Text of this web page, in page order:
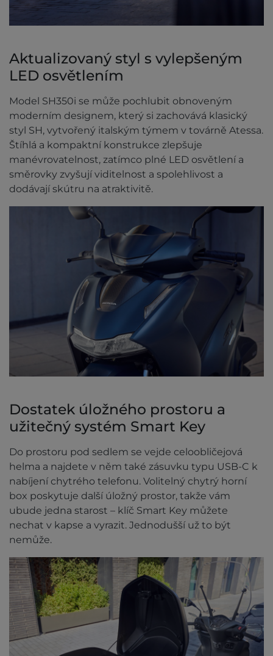
Aktualizovaný styl s vylepšeným
LED osvětlením
Model SH350i se může pochlubit obnoveným
moderním designem, který si zachovává klasický
styl SH, vytvořený italským týmem v továrně Atessa.
Štíhlá a kompaktní konstrukce zlepšuje
manévrovatelnost, zatímco plné LED osvětlení a
směrovky zvyšují viditelnost a spolehlivost a
dodávají skútru na atraktivitě.
Dostatek úložného prostoru a
užitečný systém Smart Key
Do prostoru pod sedlem se vejde celoobličejová
helma a najdete v něm také zásuvku typu USB-C k
nabíjení chytrého telefonu. Volitelný chytrý horní
box poskytuje další úložný prostor, takže vám
ubude jedna starost – klíč Smart Key můžete
nechat v kapse a vyrazit. Jednodušší už to být
nemůže.